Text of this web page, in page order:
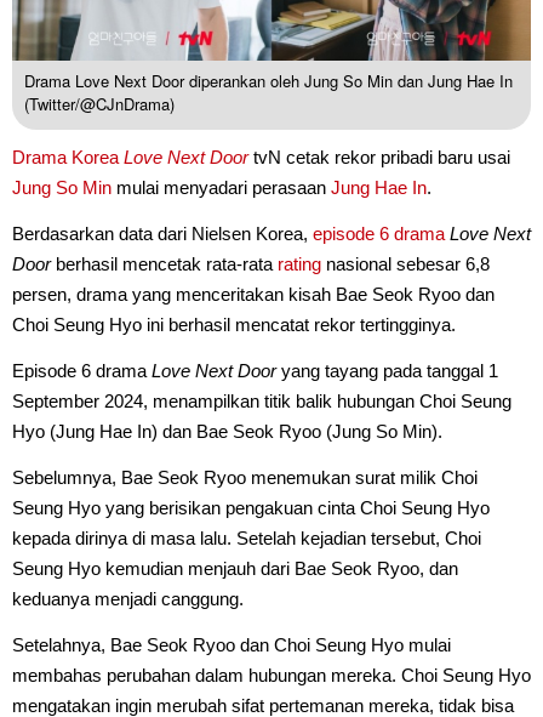
Drama Love Next Door diperankan oleh Jung So Min dan Jung Hae In
(Twitter/@CJnDrama)
Drama Korea Love Next DoortvN cetak rekor pribadi baru usai
Jung So Min mulai menyadari perasaan Jung Hae In.
Berdasarkan data dari Nielsen Korea, episode 6 drama Love Next
Doorberhasil mencetak rata-rata rating nasional sebesar 6,8
persen, drama yang menceritakan kisah Bae Seok Ryoo dan
Choi Seung Hyo ini berhasil mencatat rekor tertingginya.
Episode 6 drama Love Next Dooryang tayang pada tanggal 1
September 2024, menampilkan titik balik hubungan Choi Seung
Hyo (Jung Hae In) dan Bae Seok Ryoo (Jung So Min).
Sebelumnya, Bae Seok Ryoo menemukan surat milik Choi
Seung Hyo yang berisikan pengakuan cinta Choi Seung Hyo
kepada dirinya di masa lalu. Setelah kejadian tersebut, Choi
Seung Hyo kemudian menjauh dari Bae Seok Ryoo, dan
keduanya menjadi canggung.
Setelahnya, Bae Seok Ryoo dan Choi Seung Hyo mulai
membahas perubahan dalam hubungan mereka. Choi Seung Hyo
mengatakan ingin merubah sifat pertemanan mereka, tidak bisa